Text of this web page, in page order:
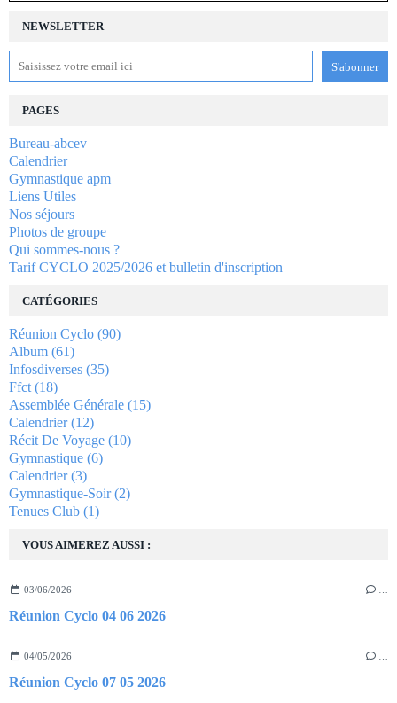
NEWSLETTER
VOUS AIMEREZ AUSSI :
03/06/2026
Réunion Cyclo 04 06 2026
04/05/2026
Réunion Cyclo 07 05 2026
PAGES
Bureau-abcev
Calendrier
Gymnastique apm
Liens Utiles
Nos séjours
Photos de groupe
Qui sommes-nous ?
Tarif CYCLO 2025/2026 et bulletin d'inscription
CATÉGORIES
Réunion Cyclo (90)
Album (61)
Infosdiverses (35)
Ffct (18)
Assemblée Générale (15)
Calendrier(12)
Récit De Voyage (10)
Gymnastique (6)
Calendrier(3)
Gymnastique-Soir(2)
Tenues Club (1)